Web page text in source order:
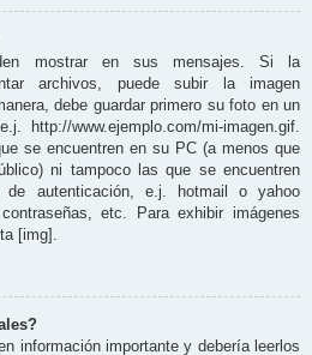
mostrar en sus mensajes. Si la
archivos, puede subir la imagen
debe guardar primero su foto en un
http://www.ejemplo.com/mi-imagen.gif.
se encuentren en su PC (a menos que
ni tampoco las que se encuentren
de autenticación, e.j. hotmail o yahoo
etc. Para exhibir imágenes
[img].
información importante y debería leerlos